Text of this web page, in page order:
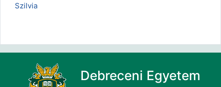
Szilvia
Debreceni Egyetem